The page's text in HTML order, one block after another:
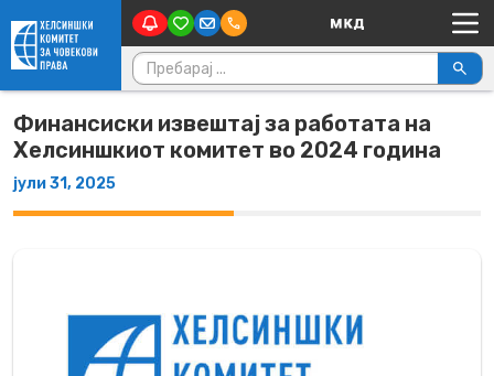
Skip to content Main Navigation
Пребарувај за:
Финансиски извештај за работата на
Хелсиншкиот комитет во 2024 година
јули 31, 2025